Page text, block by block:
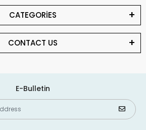
CATEGORİES
CONTACT US
E-Bulletin